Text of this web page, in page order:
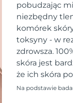
pobudzając
niezbędny
komórek
toksyny - w
zdrowsza.
skóra jest
że ich skóra
Na podstawie